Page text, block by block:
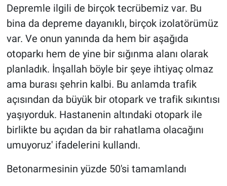
Depremle ilgili de birçok tecrübemiz var. Bu
bina da depreme dayanıklı, birçok izolatörümüz
var. Ve onun yanında da hem bir aşağıda
otoparkı hem de yine bir sığınma alanı olarak
planladık. İnşallah böyle bir şeye ihtiyaç olmaz
ama burası şehrin kalbi. Bu anlamda trafik
açısından da büyük bir otopark ve trafik sıkıntısı
yaşıyorduk. Hastanenin altındaki otopark ile
birlikte bu açıdan da bir rahatlama olacağını
umuyoruz' ifadelerini kullandı.
Betonarmesinin yüzde 50'si tamamlandı